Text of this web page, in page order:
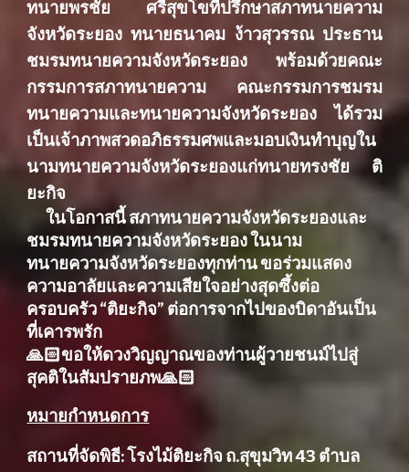
ทนายพรชัย ศรีสุขโขที่ปรึกษาสภาทนายความ
จังหวัดระยอง ทนายธนาคม ง้าวสุวรรณ ประธาน
ชมรมทนายความจังหวัดระยอง พร้อมด้วยคณะ
กรรมการสภาทนายความ คณะกรรมการชมรม
ทนายความและทนายความจังหวัดระยอง ได้รวม
เป็นเจ้าภาพสวดอภิธรรมศพและมอบเงินทำบุญใน
นามทนายความจังหวัดระยองแก่ทนายทรงชัย ติ
ยะกิจ
ในโอกาสนี้ สภาทนายความจังหวัดระยองและ
ชมรมทนายความจังหวัดระยอง ในนาม
ทนายความจังหวัดระยองทุกท่าน ขอร่วมแสดง
ความอาลัยและความเสียใจอย่างสุดซึ้งต่อ
ครอบครัว “ติยะกิจ” ต่อการจากไปของบิดาอันเป็น
ที่เคารพรัก
🙏🏻ขอให้ดวงวิญญาณของท่านผู้วายชนม์ไปสู่
สุคติในสัมปรายภพ🙏🏻
หมายกำหนดการ
สถานที่จัดพิธี: โรงไม้ติยะกิจ ถ.สุขุมวิท 43 ตำบล